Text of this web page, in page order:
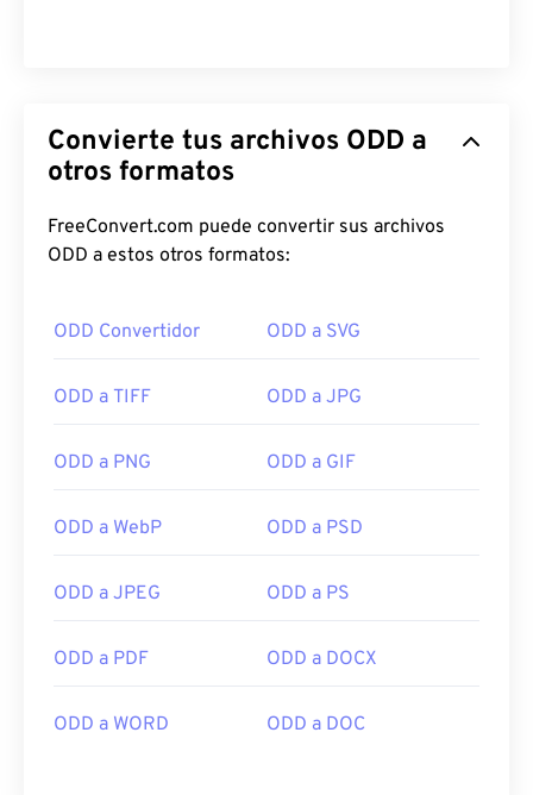
Convierte tus archivos ODD a
otros formatos
FreeConvert.com puede convertir sus archivos
ODD a estos otros formatos:
ODD Convertidor ODD a SVG
ODD a TIFF ODD a JPG
ODD a PNG ODD a GIF
ODD a WebP ODD a PSD
ODD a JPEG ODD a PS
ODD a PDF ODD a DOCX
ODD a WORD ODD a DOC